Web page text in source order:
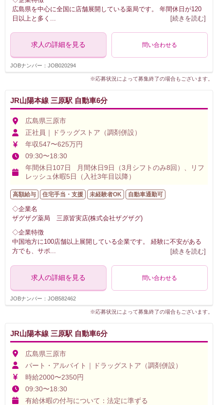
広島県を中心に全国に店舗展開している薬局です。 年間休日が120
日以上と多く
[続きを読む]
求人の詳細を見る 問い合わせる
JOBナンバー：JOB020294
※応募状況によって募集終了の場合もございます。
JR山陽本線 三原駅 自動車6分
広島県三原市
正社員｜ドラッグストア（調剤併設）
年収547〜625万円
09:30〜18:30
年間休日107日 月間休日9日（3月シフトのみ8回）、リフ
レッシュ休暇5日（入社3年目以降）
高額給与 住宅手当・支援 未経験者OK 自動車通勤可
◇企業名
ザグザグ薬局 三原皆実店(株式会社ザグザグ)
◇企業特徴
中国地方に100店舗以上展開している企業です。 経験に不安がある
方でも、サポ... [続きを読む]
求人の詳細を見る 問い合わせる
JOBナンバー：JOB582462
※応募状況によって募集終了の場合もございます。
JR山陽本線 三原駅 自動車6分
広島県三原市
パート・アルバイト｜ドラッグストア（調剤併設）
時給2000〜2350円
09:30〜18:30
有給休暇の付与について：法定に準ずる